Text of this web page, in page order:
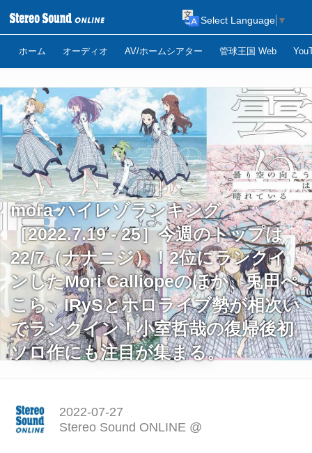
ホーム オーディオ AV/ホームシアター 管球王国 Web
Select Language ▼
mora ハイレゾランキング
［2022.7.19 - 25］今週のトップは
22/7（ナナニジ）！2位にランクイ
ンしたMori Calliopeのほか、兎田ぺ
こら、IRySとホロライブ勢が相次い
でランクイン！小室哲哉の復帰後初
ソロ作にも注目が集まる。
2022-07-27
Stereo Sound ONLINE @